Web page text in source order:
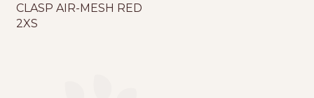
CLASP AIR-MESH RED
2XS